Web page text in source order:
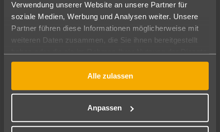
Verwendung unserer Website an unsere Partner für
soziale Medien, Werbung und Analysen weiter. Unsere
Partner führen diese Informationen möglicherweise mit
weiteren Daten zusammen, die Sie ihnen bereitgestellt
gesammelt haben.
Alle zulassen
Anpassen
Abflughafen
Alle Abflughäfen
11.08.26–09.08.27 7-21 Nächte
Mehr Filter anzeigen